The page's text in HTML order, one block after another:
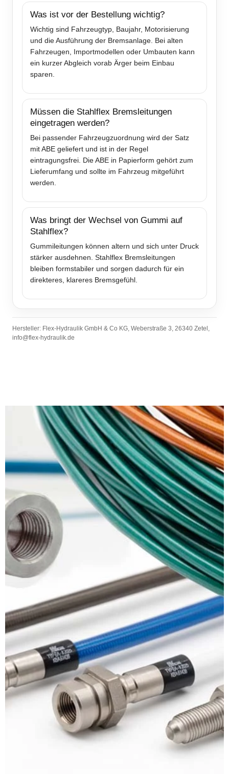
Was ist vor der Bestellung wichtig?
Wichtig sind Fahrzeugtyp, Baujahr, Motorisierung
und die Ausführung der Bremsanlage. Bei alten
Fahrzeugen, Importmodellen oder Umbauten kann
ein kurzer Abgleich vorab Ärger beim Einbau
sparen.
Müssen die Stahlflex Bremsleitungen
eingetragen werden?
Bei passender Fahrzeugzuordnung wird der Satz
mit ABE geliefert und ist in der Regel
eintragungsfrei. Die ABE in Papierform gehört zum
Lieferumfang und sollte im Fahrzeug mitgeführt
werden.
Was bringt der Wechsel von Gummi auf
Stahlflex?
Gummileitungen können altern und sich unter Druck
stärker ausdehnen. Stahlflex Bremsleitungen
bleiben formstabiler und sorgen dadurch für ein
direkteres, klareres Bremsgefühl.
Hersteller: Flex-Hydraulik GmbH & Co KG, Weberstraße 3, 26340 Zetel,
info@flex-hydraulik.de